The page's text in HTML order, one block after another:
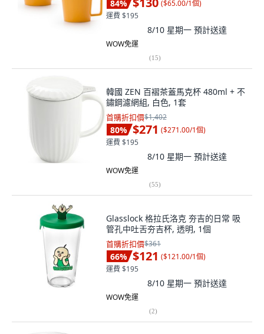
84% ($65.00/1個)
運費 $195
8/10 星期一 預計送達
WOW免運
(15)
韓國 ZEN 百褶茶蓋馬克杯 480ml + 不
鏽鋼濾網組, 白色, 1套
首購折扣價$1,402
80% $271 ($271.00/1個)
運費 $195
8/10 星期一 預計送達
WOW免運
(55)
Glasslock 格拉氏洛克 夯吉的日常 吸
管孔中吐舌夯吉杯, 透明, 1個
首購折扣價$361
66% $121 ($121.00/1個)
運費 $195
8/10 星期一 預計送達
WOW免運
(2)